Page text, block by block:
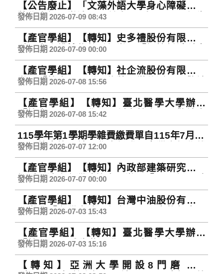
【公告廢止】「文藻外語大學身心障礙學生
獎學金設置辦法」，並自116年1月1日起生
效。
發佈日期 2026-07-09 08:43
【產官學組】【轉知】史多禮股份有限公司
受國家人權博物館委託辦理「記憶鑑識科｜
2026政治檔案解讀研習工作坊」，敬請本校
教職員及學生踴躍報名參加，請查照。
發佈日期 2026-07-09 00:00
【產官學組】【轉知】社企流股份有限公司
辦理「第十一屆聯電綠獎」徵件活動，敬請
本校師生踴躍報名參加，請查照。
發佈日期 2026-07-08 15:56
【產官學組】【轉知】臺北醫學大學辦理
「第十屆全國醫學工程創意競賽」，敬請本
校師生踴躍組隊報名參加，請查照。
發佈日期 2026-07-08 15:42
115學年第1學期學雜費繳費單自115年7月13
日開放查詢，請同學自行登入臺灣企銀學雜
費代收網查詢及繳費(線上繳費教學)。
發佈日期 2026-07-07 12:00
【產官學組】【轉知】內政部建築研究所委
託財團法人台灣建築中心辦理「2026近零碳
建築設計獎」競賽活動，敬請本校師生踴躍
組隊參賽，請查照。
發佈日期 2026-07-07 00:00
【產官學組】【轉知】台灣中油股份有限公
司辦理「台灣中油股份有限公司生態保育公
益信託基金】116年度補助計畫徵件活動，敬
請本校師生踴躍提案申請，請查照。
發佈日期 2026-07-03 15:43
【產官學組】【轉知】臺北醫學大學辦理
「第七屆全球生物醫學工程年會（The 7th
Global Conference on Biomedical
Engineering, GCBME 2026）」，敬請本校
發佈日期 2026-07-03 15:16
【轉知】亞洲大學開設8門磨課師